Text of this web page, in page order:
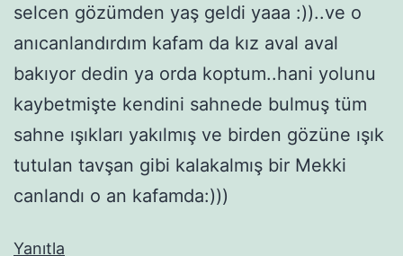
selcen gözümden yaş geldi yaaa :))..ve o
anıcanlandırdım kafam da kız aval aval
bakıyor dedin ya orda koptum..hani yolunu
kaybetmişte kendini sahnede bulmuş tüm
sahne ışıkları yakılmış ve birden gözüne ışık
tutulan tavşan gibi kalakalmış bir Mekki
canlandı o an kafamda:)))
Yanıtla